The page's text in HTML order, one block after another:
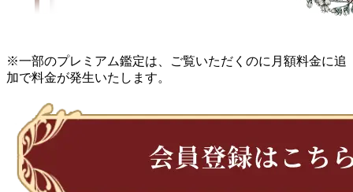
※一部のプレミアム鑑定は、ご覧いただくのに月額料金に追
加で料金が発生いたします。